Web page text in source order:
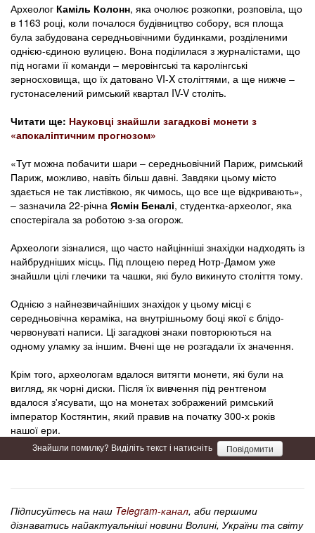
Археолог Каміль Колонн, яка очолює розкопки, розповіла, що
в 1163 році, коли почалося будівництво собору, вся площа
була забудована середньовічними будинками, розділеними
однією-єдиною вулицею. Вона поділилася з журналістами, що
під ногами її команди – меровінгські та каролінгські
зерносховища, що їх датовано VI-X століттями, а ще нижче –
густонаселений римський квартал IV-V століть.
Читати ще: Науковці знайшли загадкові монети з
«апокаліптичним прогнозом»
«Тут можна побачити шари – середньовічний Париж, римський
Париж, можливо, навіть більш давні. Завдяки цьому місто
здається не так листівкою, як чимось, що все ще відкривають»,
– зазначила 22-річна Ясмін Беналі, студентка-археолог, яка
спостерігала за роботою з-за огорож.
Археологи зізналися, що часто найцінніші знахідки надходять із
найбрудніших місць. Під площею перед Нотр-Дамом уже
знайшли цілі глечики та чашки, які було викинуто століття тому.
Однією з найнезвичайніших знахідок у цьому місці є
середньовічна кераміка, на внутрішньому боці якої є блідо-
червонуваті написи. Ці загадкові знаки повторюються на
одному уламку за іншим. Вчені ще не розгадали їх значення.
Крім того, археологам вдалося витягти монети, які були на
вигляд, як чорні диски. Після їх вивчення під рентгеном
вдалося з'ясувати, що на монетах зображений римський
імператор Костянтин, який правив на початку 300-х років
нашої ери.
Знайшли помилку? Виділіть текст і натисніть Повідомити
Підписуйтесь на наш Telegram-канал, аби першими
дізнаватись найактуальніші новини Волині, України та світу